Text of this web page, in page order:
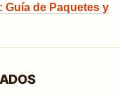
Guía de Paquetes y